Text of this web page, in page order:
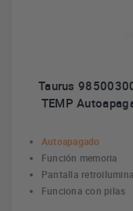
Taurus
TEMP
Autoapagado
Función memoria
Pantalla
Funciona con pilas